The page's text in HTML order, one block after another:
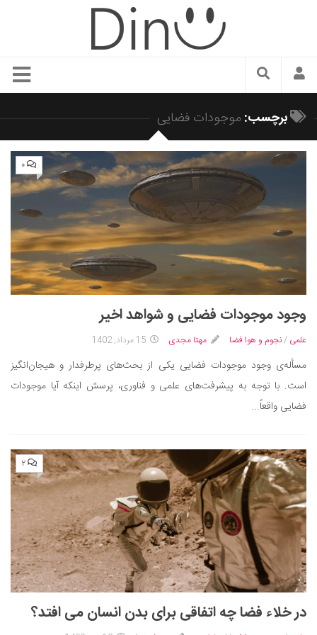
سبک زندگی
زیبایی و آرایش
شیک پوشی
دکوراسیون و چیدمان
غذا
رستوران گردی
آشپزی
سفر و گردشگری
ایران گردی
جهان گردی
رابطه، عشق و ازدواج
موفقیت و مهارت‌های فردی
تغذیه سالم
بهداشت
بیماری و درمان
کودک و مادر
ورزش و تندرستی
روانشناسی
مراکز پزشکی و دارویی
فرهنگ و هنر
برچسب: موجودات فضایی
۰
وجود موجودات فضایی و شواهد اخیر
علمی /نجوم و هوا فضا مهتا مجدی 15 مرداد, 1402
مسأله‌ی وجود موجودات فضایی یکی از بحث‌های پرطرفدار و هیجان‌انگیز
است. با توجه به پیشرفت‌های علمی و فناوری، پرسش اینکه آیا موجودات
فضایی واقعاً...
۲
در خلاء فضا چه اتفاقی برای بدن انسان می افتد؟